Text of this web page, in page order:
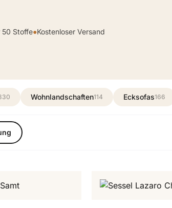
50 Stoffe●Kostenloser Versand
Wohnlandschaften114 Ecksofas166